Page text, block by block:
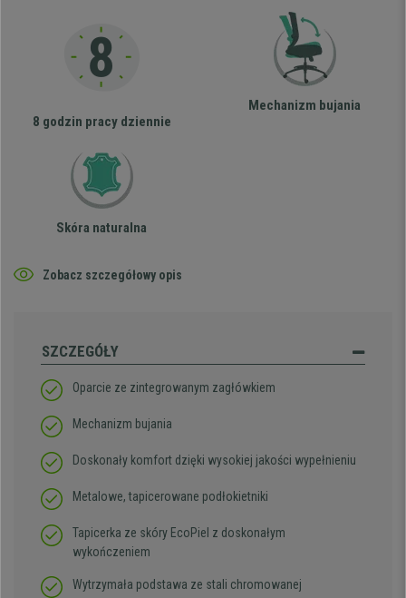
8 godzin pracy dziennie
Mechanizm bujania
Skóra naturalna
Zobacz szczegółowy opis
SZCZEGÓŁY
Oparcie ze zintegrowanym zagłówkiem
Mechanizm bujania
Doskonały komfort dzięki wysokiej jakości wypełnieniu
Metalowe, tapicerowane podłokietniki
Tapicerka ze skóry EcoPiel z doskonałym
wykończeniem
Wytrzymała podstawa ze stali chromowanej